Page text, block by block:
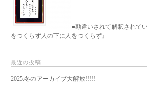
●勘違いされて解釈されて
をつくらず人の下に人をつくらず』
最近の投稿
2025.冬のアーカイブ大解放!!!!!